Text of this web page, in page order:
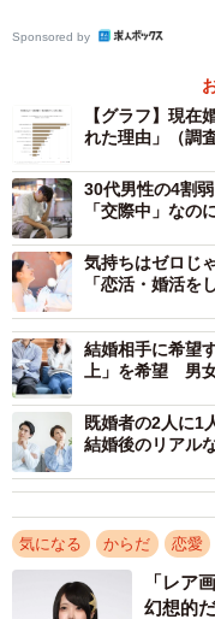
合計）が6割を超えま
実感率は44.0〜73.7%
婚活している独身者・
にともなう心身負担が
した。
Sponsored by
【グラフ】現在
れた理由」（調
30代男性の4割
「交際中」な
気持ちはゼロじ
「恋活・婚活を
結婚相手に希望
上」を希望 男
既婚者の2人に1
結婚後のリアル
気になる からだ 恋愛
「レア
幻想的